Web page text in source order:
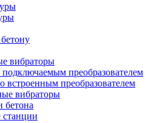
вибраторы
преобразователем
встроенным преобразователем
вибраторы
бетона